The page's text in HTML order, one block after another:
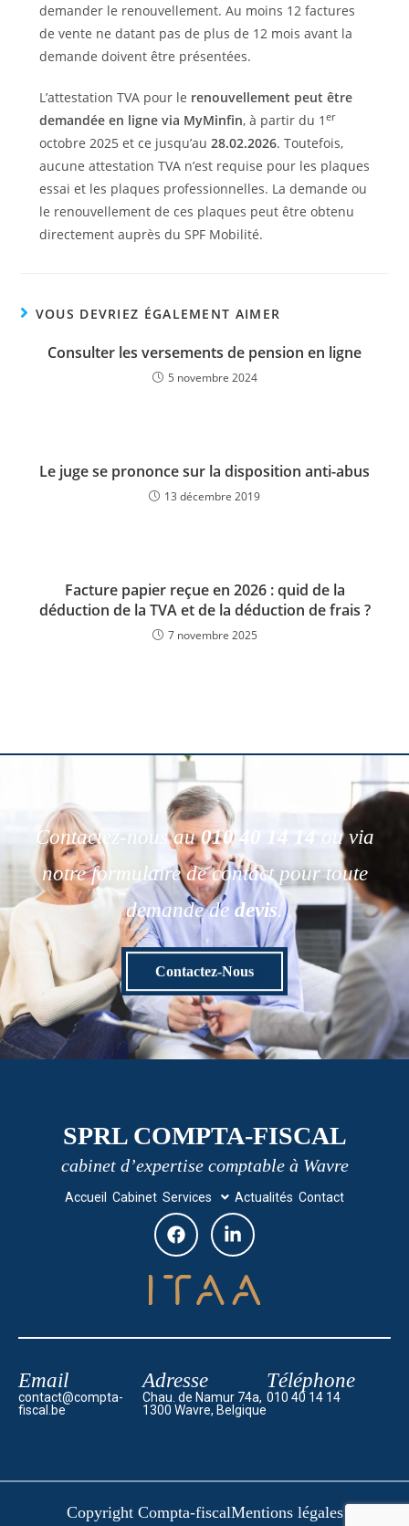
demander le renouvellement. Au moins 12 factures
de vente ne datant pas de plus de 12 mois avant la
demande doivent être présentées.
L’attestation TVA pour le renouvellement peut être
demandée en ligne via MyMinfin, à partir du 1 er
octobre 2025 et ce jusqu’au 28.02.2026. Toutefois,
aucune attestation TVA n’est requise pour les plaques
essai et les plaques professionnelles. La demande ou
le renouvellement de ces plaques peut être obtenu
directement auprès du SPF Mobilité.
VOUS DEVRIEZ ÉGALEMENT AIMER
Consulter les versements de pension en ligne
5 novembre 2024
Le juge se prononce sur la disposition anti-abus
13 décembre 2019
Facture papier reçue en 2026 : quid de la
déduction de la TVA et de la déduction de frais ?
7 novembre 2025
Contactez-nous au010 40 14 14
ou via
notre formulaire de contact pour toute
demande de devis.
Contactez-Nous
SPRL COMPTA-FISCAL
cabinet d’expertise comptable à Wavre
Accueil Cabinet Services Actualités Contact
Email
contact@compta-
fiscal.be
Adresse
Chau. de Namur 74a,
1300 Wavre, Belgique
Téléphone
010 40 14 14
Copyright Compta-fiscalMentions légales